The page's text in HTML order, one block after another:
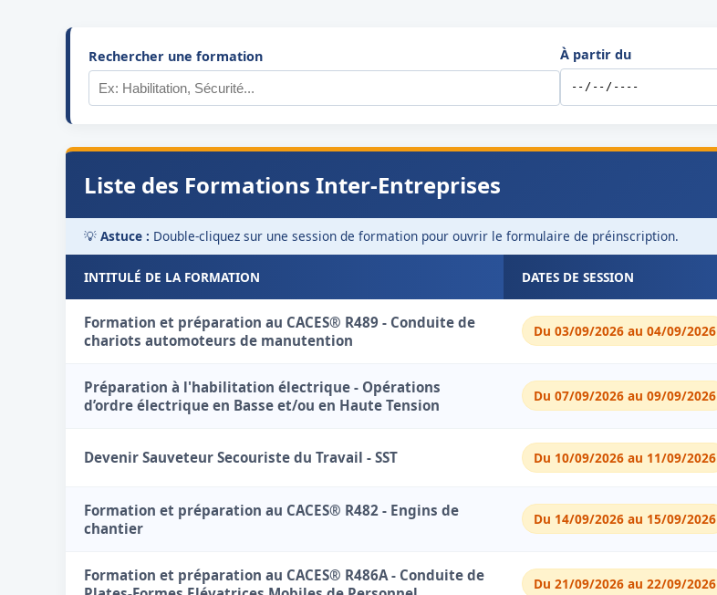
Rechercher une formation À partir du
Liste des Formations Inter-Entreprises
💡 Astuce : Double-cliquez sur une session de formation pour ouvrir le formulaire de préinscription.
INTITULÉ DE LA FORMATION DATES DE SESSION
Formation et préparation au CACES® R489 - Conduite de
chariots automoteurs de manutention
Du 03/09/2026 au 04/09/2026
Préparation à l'habilitation électrique - Opérations
d’ordre électrique en Basse et/ou en Haute Tension
Du 07/09/2026 au 09/09/2026
Devenir Sauveteur Secouriste du Travail - SST Du 10/09/2026 au 11/09/2026
Formation et préparation au CACES® R482 - Engins de
chantier
Du 14/09/2026 au 15/09/2026
Formation et préparation au CACES® R486A - Conduite de
Du 21/09/2026 au 22/09/2026